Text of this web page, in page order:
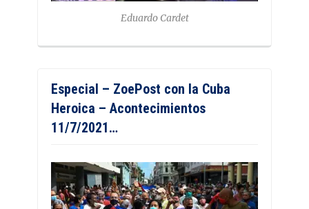
Eduardo Cardet
Especial – ZoePost con la Cuba
Heroica – Acontecimientos
11/7/2021…